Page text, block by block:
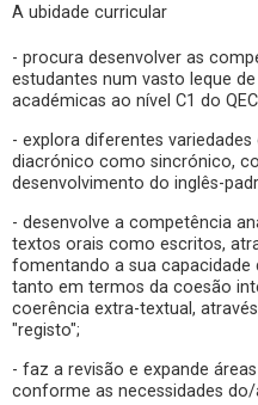
A ubidade curricular
- procura desenvolver as
estudantes num vasto leque
académicas ao nível C1 do
- explora diferentes
diacrónico como sincrónico,
desenvolvimento do inglês-
- desenvolve a competência
textos orais como escritos,
fomentando a sua capacidade
tanto em termos da coesão
coerência extra-textual,
"registo";
- faz a revisão e expande
conforme as necessidades do/